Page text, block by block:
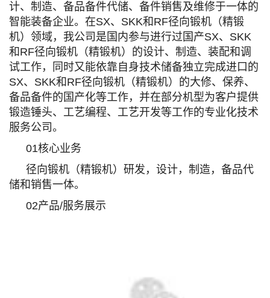
计、制造、备品备件代储、备件销售及维修于一体的
智能装备企业。在SX、SKK和RF径向锻机（精锻
机）领域，我公司是国内参与进行过国产SX、SKK
和RF径向锻机（精锻机）的设计、制造、装配和调
试工作，同时又能依靠自身技术储备独立完成进口的
SX、SKK和RF径向锻机（精锻机）的大修、保养、
备品备件的国产化等工作，并在部分机型为客户提供
锻造锤头、工艺编程、工艺开发等工作的专业化技术
服务公司。
01核心业务
径向锻机（精锻机）研发，设计，制造，备品代
储和销售一体。
02产品/服务展示